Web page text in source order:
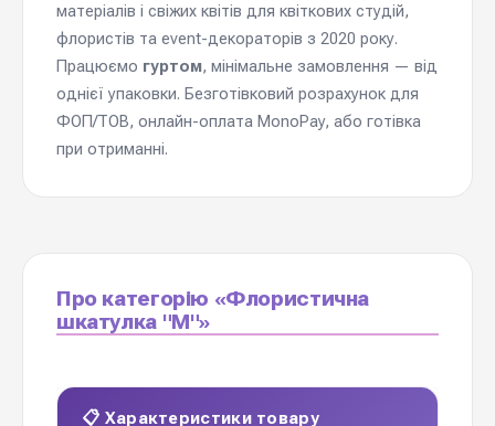
матеріалів і свіжих квітів для квіткових студій,
флористів та event-декораторів з 2020 року.
Працюємо гуртом, мінімальне замовлення — від
однієї упаковки. Безготівковий розрахунок для
ФОП/ТОВ, онлайн-оплата MonoPay, або готівка
при отриманні.
Про категорію «Флористична
шкатулка "М"»
📋 Характеристики товару